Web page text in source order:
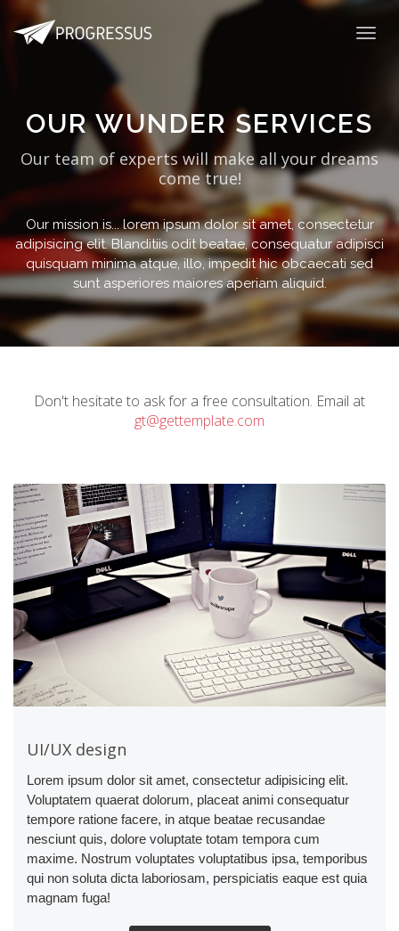
OUR WUNDER SERVICES
Our team of experts will make all your dreams
come true!
Our mission is... lorem ipsum dolor sit amet, consectetur
adipisicing elit. Blanditiis odit beatae, consequatur adipisci
quisquam minima atque, illo, impedit hic obcaecati sed
sunt asperiores maiores aperiam aliquid.
Don't hesitate to ask for a free consultation. Email at
gt@gettemplate.com
UI/UX design
Lorem ipsum dolor sit amet, consectetur adipisicing elit.
Voluptatem quaerat dolorum, placeat animi consequatur
tempore ratione facere, in atque beatae recusandae
nesciunt quis, dolore voluptate totam tempora cum
maxime. Nostrum voluptates voluptatibus ipsa, temporibus
qui non soluta dicta laboriosam, perspiciatis eaque est quia
magnam fuga!